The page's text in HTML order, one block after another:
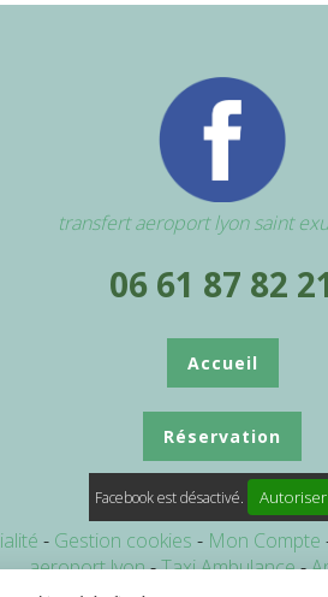
transfert aeroport lyon saint
06 61 87 82
Accueil
Réservation
Facebook est désactivé. Autoriser
Gestion cookies Mon Compte
aeroport lyon Taxi Ambulance